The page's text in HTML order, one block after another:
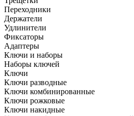
Переходники
Держатели
Удлинители
Фиксаторы
Адаптеры
Ключи и наборы
Наборы ключей
Ключи
Ключи разводные
Ключи комбинированные
Ключи рожковые
Ключи накидные